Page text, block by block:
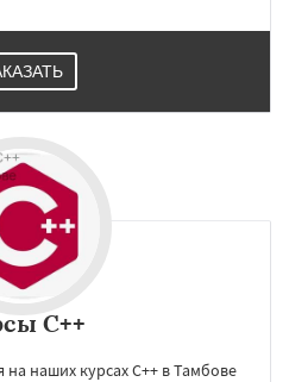
C++
наших курсах C++ в Тамбове